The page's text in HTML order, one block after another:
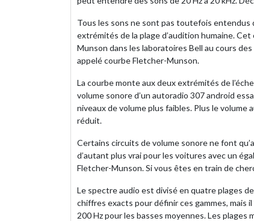
Tous les sons ne sont pas toutefois entendus
extrémités de la plage d’audition humaine.
Munson dans les laboratoires Bell au cours
appelé courbe Fletcher-Munson.
La courbe monte aux deux extrémités de
volume sonore d’un autoradio 307 android
niveaux de volume plus faibles. Plus le
réduit.
Certains circuits de volume sonore ne font
d’autant plus vrai pour les voitures avec un
Fletcher-Munson. Si vous êtes en train de
Le spectre audio est divisé en quatre plages
chiffres exacts pour définir ces gammes, mais
200 Hz pour les basses moyennes. Les